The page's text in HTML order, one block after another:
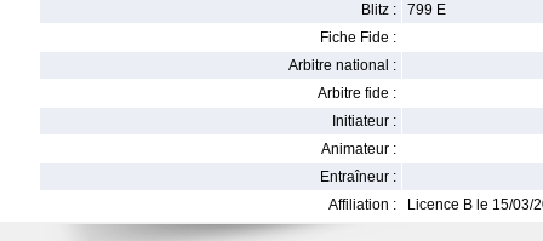
Blitz :
799 E
Fiche Fide :
Arbitre national :
Arbitre fide :
Initiateur :
Animateur :
Entraîneur :
Affiliation :
Licence B le 15/03/